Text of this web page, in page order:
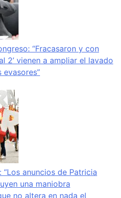
“Fracasaron y con
2’ vienen a ampliar el lavado
“Los anuncios de Patricia
una maniobra
no altera en nada el